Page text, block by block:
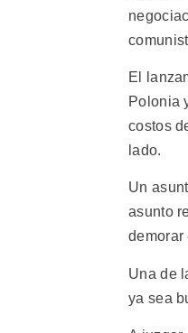
El
Polonia
costos
lado.
Un
asunto
demorar
Una de
ya sea